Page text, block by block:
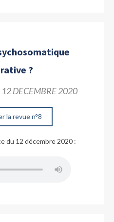
?
DECEMBRE 2020
la revue n°8
du 12 décembre 2020 :